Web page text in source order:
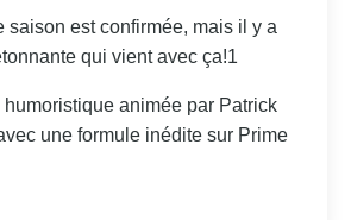
saison est confirmée, mais il y a
qui vient avec ça!1
humoristique animée par Patrick
une formule inédite sur Prime